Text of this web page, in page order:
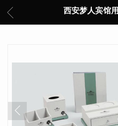
西安梦人宾馆